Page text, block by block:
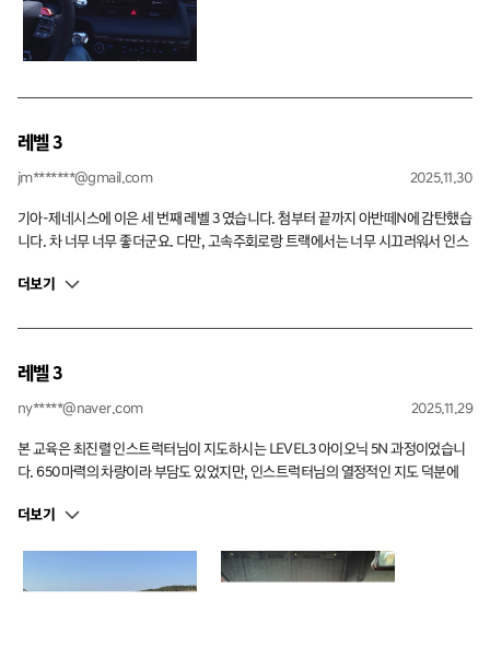
레벨 3
jm*******@gmail.com 2025.11.30
기아-제네시스에 이은 세 번째 레벨 3 였습니다. 첨부터 끝까지 아반떼N에 감탄했습
니다. 차 너무 너무 좋더군요. 다만, 고속주회로랑 트랙에서는 너무 시끄러워서 인스
아쉬운 점이었네요. N카빙 코스에서 리버스 턴도 해 보고, 트랙에서 밟아도 보고..
연 얼마나 늘까.. 싶은데, 그래도 또 도전해보고 싶은 프로그램입니다.
더보기
레벨 3
ny*****@naver.com 2025.11.29
본 교육은 최진렬 인스트럭터님이 지도하시는 LEVEL3 아이오닉 5N 과정이었습니
다. 650마력의 차량이라 부담도 있었지만, 인스트럭터님의 열정적인 지도 덕분에
더 높은 단계의 교육도 자신 있게 도전할 수 있을 것 같습니다!
더보기